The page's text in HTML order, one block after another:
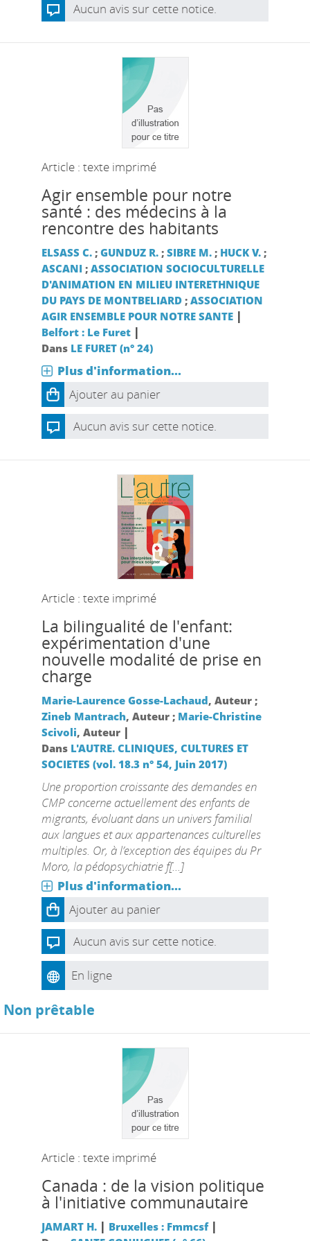
Aucun avis sur cette notice.
Article : texte imprimé
Agir ensemble pour notre
santé : des médecins à la
rencontre des habitants
ELSASS C.; GUNDUZ R.; SIBRE M.; HUCK V.;
ASCANI ; ASSOCIATION SOCIOCULTURELLE
D'ANIMATION EN MILIEU INTERETHNIQUE
DU PAYS DE MONTBELIARD; ASSOCIATION
AGIR ENSEMBLE POUR NOTRE SANTE |
Belfort : Le Furet|
Dans LE FURET (n° 24)
Plus d'information...
Ajouter au panier
Aucun avis sur cette notice.
Article : texte imprimé
La bilingualité de l'enfant:
expérimentation d'une
nouvelle modalité de prise en
charge
Marie-Laurence Gosse-Lachaud, Auteur ;
Zineb Mantrach, Auteur ; Marie-Christine
Scivoli, Auteur |
Dans L'AUTRE. CLINIQUES, CULTURES ET
SOCIETES (vol. 18.3 n° 54, Juin 2017)
Une proportion croissante des demandes en
CMP concerne actuellement des enfants de
migrants, évoluant dans un univers familial
aux langues et aux appartenances culturelles
multiples. Or, à l’exception des équipes du Pr
Moro, la pédopsychiatrie f[...]
Plus d'information...
Ajouter au panier
Aucun avis sur cette notice.
En ligne
Non prêtable
Article : texte imprimé
Canada : de la vision politique
à l'initiative communautaire
JAMART H. | Bruxelles : Fmmcsf|